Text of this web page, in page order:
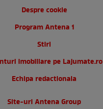
Despre cookie
Program Antena 1
Stiri
imobiliare pe Lajumate.ro
Echipa redactionala
Site-uri Antena Group